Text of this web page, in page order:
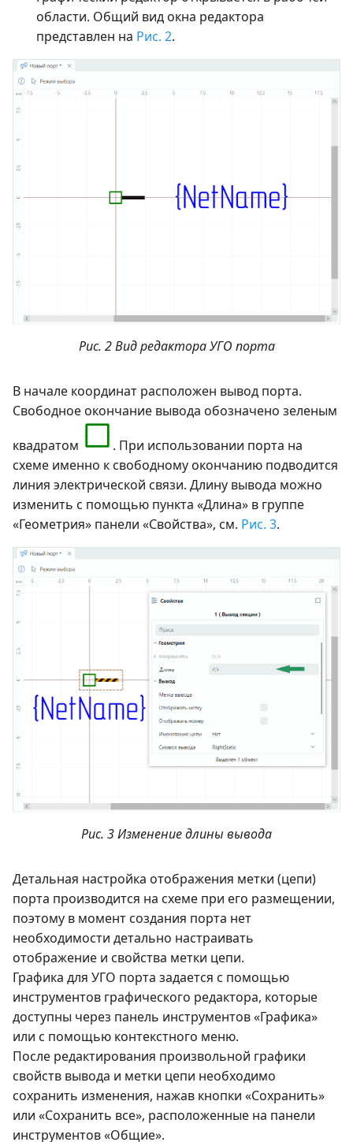
области. Общий вид окна редактора
представлен на Рис. 2.
Рис. 2 Вид редактора УГО порта
В начале координат расположен вывод порта.
Свободное окончание вывода обозначено зеленым
квадратом
. При использовании порта на
схеме именно к свободному окончанию подводится
линия электрической связи. Длину вывода можно
изменить с помощью пункта «Длина» в группе
«Геометрия» панели «Свойства», см. Рис. 3.
Рис. 3 Изменение длины вывода
Детальная настройка отображения метки (цепи)
порта производится на схеме при его размещении,
поэтому в момент создания порта нет
необходимости детально настраивать
отображение и свойства метки цепи.
Графика для УГО порта задается с помощью
инструментов графического редактора, которые
доступны через панель инструментов «Графика»
или с помощью контекстного меню.
После редактирования произвольной графики
свойств вывода и метки цепи необходимо
сохранить изменения, нажав кнопки «Сохранить»
или «Сохранить все», расположенные на панели
инструментов «Общие».